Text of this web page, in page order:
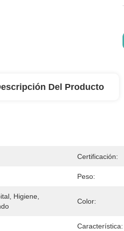
Del Producto
Certificación:
Peso:
Higiene,
Color:
Característica: